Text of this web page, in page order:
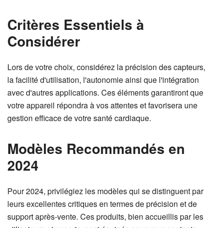
Critères Essentiels à
Considérer
Lors de votre choix, considérez la précision des capteurs,
la facilité d'utilisation, l'autonomie ainsi que l'intégration
avec d'autres applications. Ces éléments garantiront que
votre appareil répondra à vos attentes et favorisera une
gestion efficace de votre santé cardiaque.
Modèles Recommandés en
2024
Pour 2024, privilégiez les modèles qui se distinguent par
leurs excellentes critiques en termes de précision et de
support après-vente. Ces produits, bien accueillis par les